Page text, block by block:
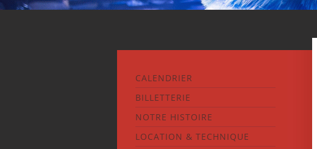
CALENDRIER
BILLETTERIE
NOTRE HISTOIRE
LOCATION & TECHNIQUE